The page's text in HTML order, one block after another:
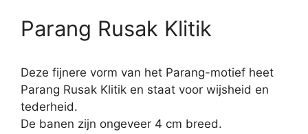
Parang Rusak Klitik
Deze fijnere vorm van het Parang-motief heet
Parang Rusak Klitik en staat voor wijsheid en
tederheid.
De banen zijn ongeveer 4 cm breed.